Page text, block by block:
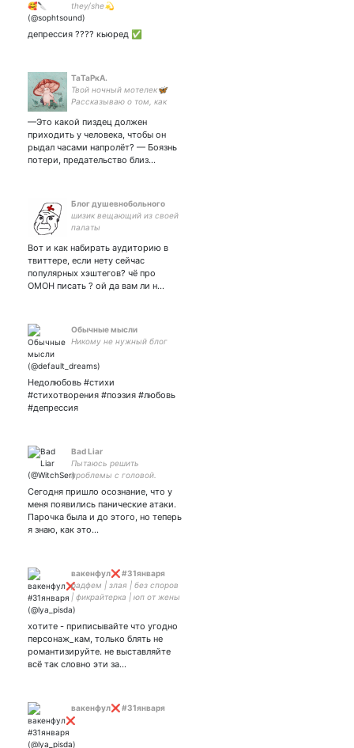
they/she💫
депрессия ???? кьюред ✅
ТаТаРкА.
Твой ночный мотелек🦋
Рассказываю о том, как
человека. #Взаимная Ава
от
—Это какой пиздец должен
приходить у человека, чтобы он
рыдал часами напролёт? — Боязнь
потери, предательство близ…
Блог душевнобольного
шизик вещающий из своей
палаты
Вот и как набирать аудиторию в
твиттере, если нету сейчас
популярных хэштегов? чё про
ОМОН писать ? ой да вам ли н…
Обычные мысли
Никому не нужный блог
Недолюбовь #стихи
#стихотворения #поэзия #любовь
#депрессия
Bad Liar
Пытаюсь решить
проблемы с головой.
Сегодня пришло осознание, что у
меня появились панические атаки.
Парочка была и до этого, но теперь
я знаю, как это…
вакенфул❌ #31января
радфем | злая | без споров
| фикрайтерка | юп от жены
| алёна швец | 4276 7400
хотите - приписывайте что угодно
персонаж_кам, только блять не
романтизируйте. не выставляйте
всё так словно эти за…
вакенфул❌ #31января